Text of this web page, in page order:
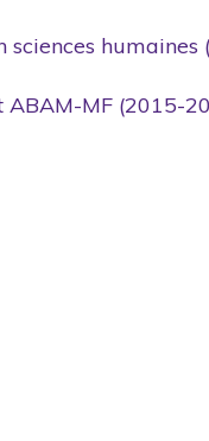
humaines
ABAM-MF (2015-